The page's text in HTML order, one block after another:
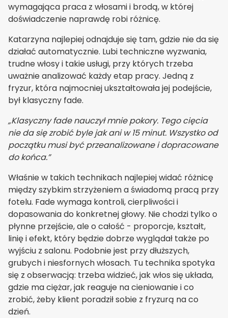
wymagająca praca z włosami i brodą, w której
doświadczenie naprawdę robi różnicę.
Katarzyna najlepiej odnajduje się tam, gdzie nie da się
działać automatycznie. Lubi techniczne wyzwania,
trudne włosy i takie usługi, przy których trzeba
uważnie analizować każdy etap pracy. Jedną z
fryzur, która najmocniej ukształtowała jej podejście,
był klasyczny fade.
„Klasyczny fade nauczył mnie pokory. Tego cięcia
nie da się zrobić byle jak ani w 15 minut. Wszystko od
początku musi być przeanalizowane i dopracowane
do końca.”
Właśnie w takich technikach najlepiej widać różnicę
między szybkim strzyżeniem a świadomą pracą przy
fotelu. Fade wymaga kontroli, cierpliwości i
dopasowania do konkretnej głowy. Nie chodzi tylko o
płynne przejście, ale o całość - proporcje, kształt,
linię i efekt, który będzie dobrze wyglądał także po
wyjściu z salonu. Podobnie jest przy dłuższych,
grubych i niesfornych włosach. Tu technika spotyka
się z obserwacją: trzeba widzieć, jak włos się układa,
gdzie ma ciężar, jak reaguje na cieniowanie i co
zrobić, żeby klient poradził sobie z fryzurą na co
dzień.